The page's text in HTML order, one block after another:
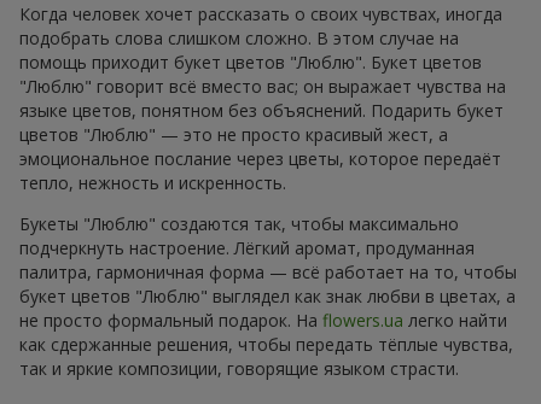
Когда человек хочет рассказать о своих чувствах, иногда
подобрать слова слишком сложно. В этом случае на
помощь приходит букет цветов "Люблю". Букет цветов
"Люблю" говорит всё вместо вас; он выражает чувства на
языке цветов, понятном без объяснений. Подарить букет
цветов "Люблю" — это не просто красивый жест, а
эмоциональное послание через цветы, которое передаёт
тепло, нежность и искренность.
Букеты "Люблю" создаются так, чтобы максимально
подчеркнуть настроение. Лёгкий аромат, продуманная
палитра, гармоничная форма — всё работает на то, чтобы
букет цветов "Люблю" выглядел как знак любви в цветах, а
не просто формальный подарок. На flowers.ua легко найти
как сдержанные решения, чтобы передать тёплые чувства,
так и яркие композиции, говорящие языком страсти.